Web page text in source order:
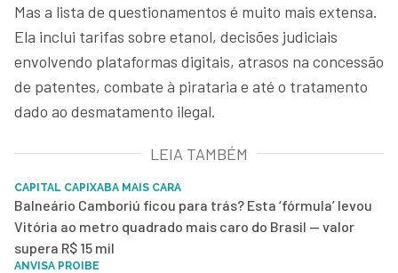
Mas a lista de questionamentos é muito mais extensa.
Ela inclui tarifas sobre etanol, decisões judiciais
envolvendo plataformas digitais, atrasos na concessão
de patentes, combate à pirataria e até o tratamento
dado ao desmatamento ilegal.
LEIA TAMBÉM
CAPITAL CAPIXABA MAIS CARA
Balneário Camboriú ficou para trás? Esta ‘fórmula’ levou
Vitória ao metro quadrado mais caro do Brasil — valor
supera R$ 15 mil
ANVISA PROIBE